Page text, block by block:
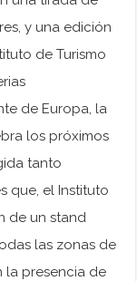
y una edición
de Turismo
de Europa, la
los próximos
tanto
que, el Instituto
de un stand
las zonas de
la presencia de